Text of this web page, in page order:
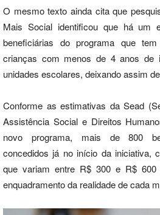
O mesmo texto ainda cita que
Mais Social identificou que há um
beneficiárias do programa que tem
crianças com menos de 4 anos de
unidades escolares, deixando assim
Conforme as estimativas da Sead
Assistência Social e Direitos
novo programa, mais de 800
concedidos já no início da iniciativa,
que variam entre R$ 300 e R$
enquadramento da realidade de cada